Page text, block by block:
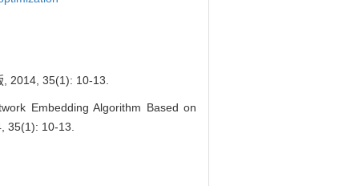
, 2014, 35(1): 10-13.
Embedding Algorithm Based on
35(1): 10-13.